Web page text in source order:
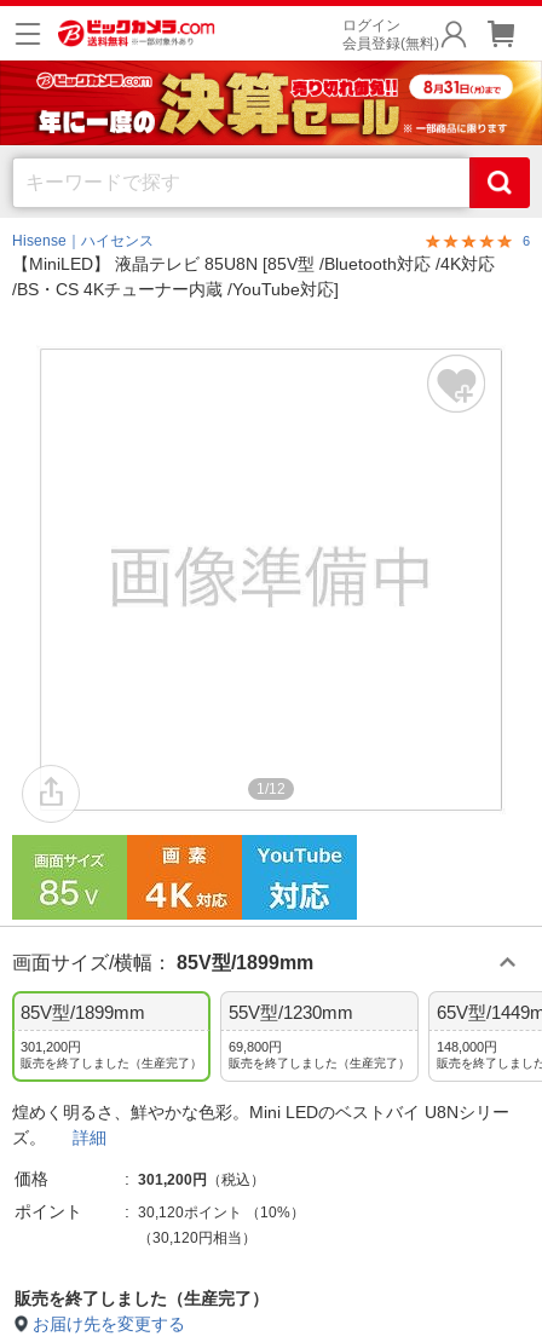
ログイン
会員登録(無料)
Hisense｜ハイセンス 6
【MiniLED】 液晶テレビ 85U8N [85V型 /Bluetooth対応 /4K対応
/BS・CS 4Kチューナー内蔵 /YouTube対応]
1/12
画面サイズ/横幅 ： 85V型/1899mm
85V型/1899mm
301,200円
販売を終了しました（生産完了）
55V型/1230mm
69,800円
販売を終了しました（生産完了）
65V型/
148,000円
販売を終了しまし
煌めく明るさ、鮮やかな色彩。Mini LEDのベストバイ U8Nシリー
ズ。 詳細
価格 301,200円 （税込）
ポイント 30,120ポイント （ 10%）
（30,120円相当）
販売を終了しました（生産完了）
お届け先を変更する